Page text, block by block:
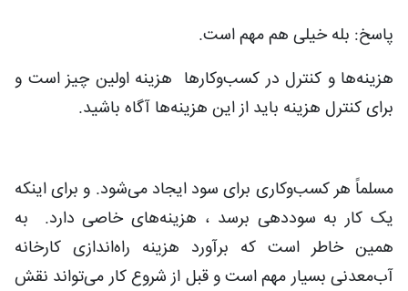
پاسخ: بله خیلی هم مهم است.
هزینه‌ها و کنترل در کسب‌وکارها هزینه اولین چیز است و
برای کنترل هزینه باید از این هزینه‌ها آگاه باشید.
مسلماً هر کسب‌وکاری برای سود ایجاد می‌شود. و برای اینکه
یک کار به سوددهی برسد ، هزینه‌های خاصی دارد. به
همین خاطر است که برآورد هزینه راه‌اندازی کارخانه
آب‌معدنی بسیار مهم است و قبل از شروع کار می‌تواند نقش